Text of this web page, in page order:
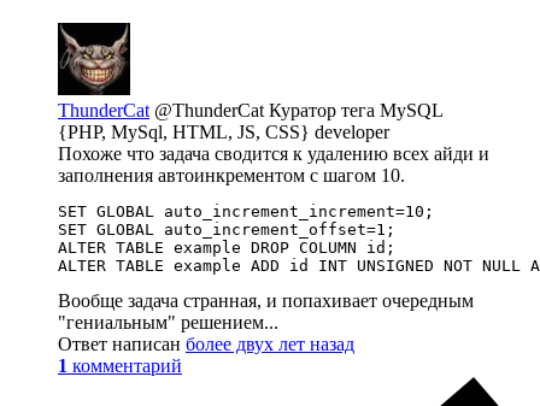
ThunderCat @ThunderCat Куратор тега MySQL
{PHP, MySql, HTML, JS, CSS} developer
Похоже что задача сводится к удалению всех айди и
заполнения автоинкрементом с шагом 10.
SET GLOBAL auto_increment_increment=10;
SET GLOBAL auto_increment_offset=1;
ALTER TABLE example DROP COLUMN id;
ALTER TABLE example ADD id INT UNSIGNED NOT NULL
Вообще задача странная, и попахивает очередным
"гениальным" решением...
Ответ написан более двух лет назад
1 комментарий